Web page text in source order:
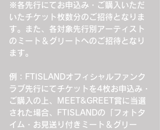
※各先行にてお申込み・ご購入いただ
いたチケット枚数分のご招待となりま
す。また、各対象先行別アーティスト
のミート＆グリートへのご招待となり
ます。
例：FTISLANDオフィシャルファンク
ラブ先行にてチケットを4枚お申込み・
ご購入の上、MEET&GREET賞に当選
された場合、FTISLANDの「フォトタ
イム・お見送り付きミート＆グリー